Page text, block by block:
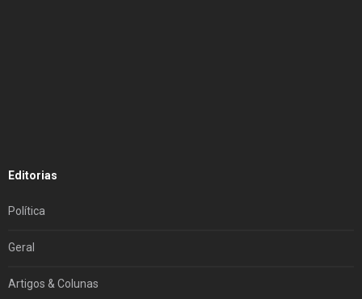
Editorias
Política
Geral
Artigos & Colunas